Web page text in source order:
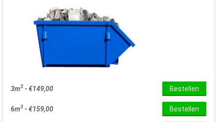
3m3 -€149,00 Bestellen
6m3 -€159,00 Bestellen